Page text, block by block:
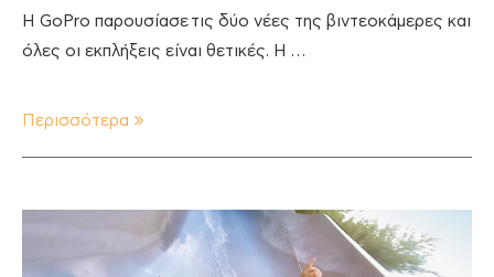
Η GoPro παρουσίασε τις δύο νέες της βιντεοκάμερες και
όλες οι εκπλήξεις είναι θετικές. Η …
Περισσότερα